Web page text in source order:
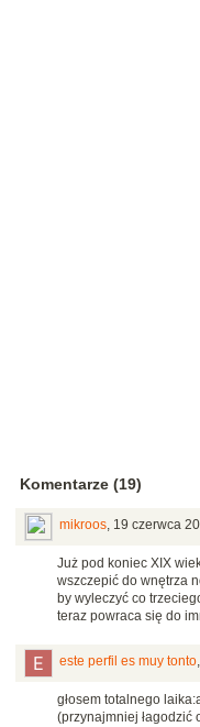
Komentarze (19)
mikroos, 19 czerwca
Już pod koniec XIX
wszczepić do wnętrza
by wyleczyć co
teraz powraca się do
este perfil es muy tonto,
głosem totalnego
(przynajmniej łagodzić